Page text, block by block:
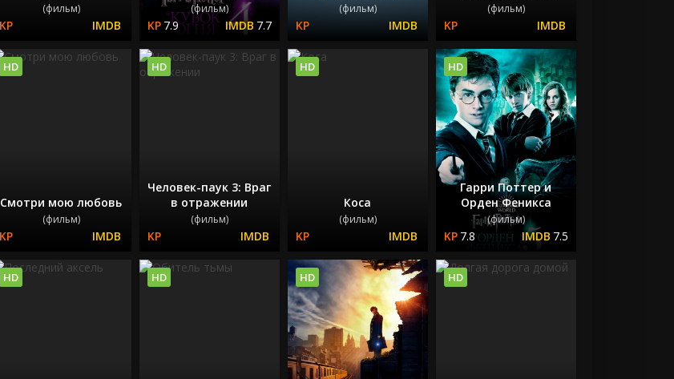
(фильм) (фильм)
7.9 7.7
(фильм) (фильм)
Смотри мою любовь
(фильм)
HD
Человек-паук 3: Враг
в отражении
(фильм)
HD
Коса
(фильм)
HD
Гарри Поттер и
Орден Феникса
(фильм)
7.8 7.5
HD
HD HD HD HD